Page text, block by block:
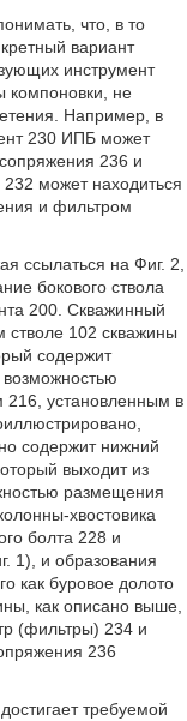
что, в то
вариант
инструмент
компоновки, не
Например, в
230 ИПБ может
236 и
может находиться
и фильтром
ссылаться на Фиг. 2,
бокового ствола
200. Скважинный
стволе 102 скважины
содержит
установленным в
содержит нижний
выходит из
размещения
хвостовика
болта 228 и
1), и образования
как буровое долото
как описано выше,
(фильтры) 234 и
236
требуемой